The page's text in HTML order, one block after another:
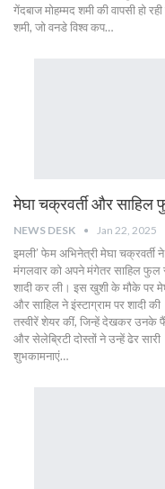
गेंदबाज मोहम्मद शमी की वापसी हो
शमी, जो वनडे विश्व कप…
मेघा चक्रवर्ती और
NEWS DESK Jan 22, 2025
इमली’ फेम अभिनेत्री मेघा चक्रवर्ती ने
मंगलवार को अपने मंगेतर साहिल फुल
शादी कर ली। इस खुशी के मौके पर
और साहिल ने इंस्टाग्राम पर शादी की
तस्वीरें शेयर कीं, जिन्हें देखकर उनके
और सेलेब्रिटी दोस्तों ने उन्हें ढेर सारी
शुभकामनाएं…